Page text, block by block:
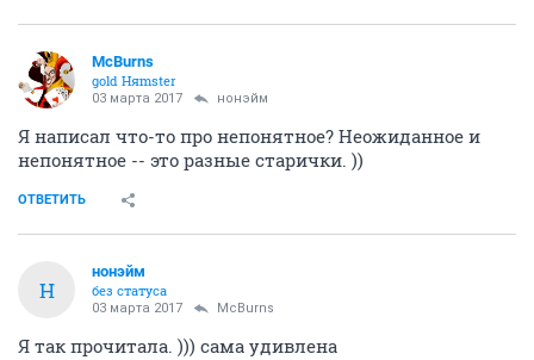
McBurns
gold Няmster
03 марта 2017 нонэйм
Я написал что-то про непонятное? Неожиданное и
непонятное -- это разные старички. ))
ОТВЕТИТЬ
Н
нонэйм
без статуса
03 марта 2017 McBurns
Я так прочитала. ))) сама удивлена